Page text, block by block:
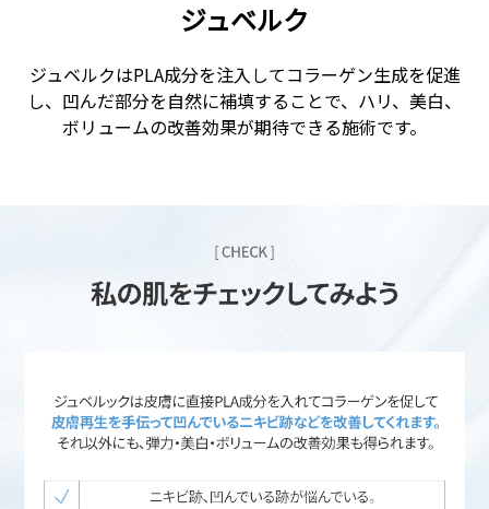
ジュベルク
ジュベルクはPLA成分を注入してコラーゲン生成を促進
し、凹んだ部分を自然に補填することで、ハリ、美白、
ボリュームの改善効果が期待できる施術です。